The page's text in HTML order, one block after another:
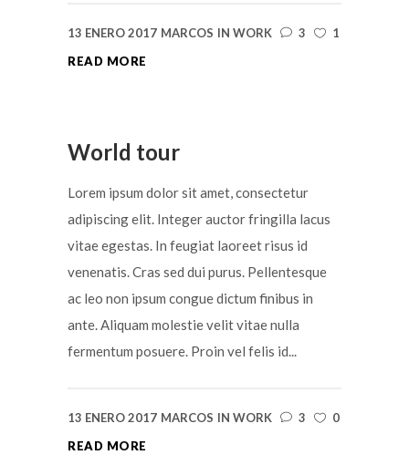
13 ENERO 2017 MARCOS IN WORK 3
1
READ MORE
World tour
Lorem ipsum dolor sit amet, consectetur
adipiscing elit. Integer auctor fringilla lacus
vitae egestas. In feugiat laoreet risus id
venenatis. Cras sed dui purus. Pellentesque
ac leo non ipsum congue dictum finibus in
ante. Aliquam molestie velit vitae nulla
fermentum posuere. Proin vel felis id...
13 ENERO 2017 MARCOS IN WORK 3
0
READ MORE